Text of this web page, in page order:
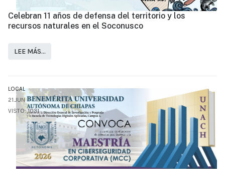
Celebran 11 años de defensa del territorio y los
recursos naturales en el Soconusco
LEE MÁS…
LOCAL
21.JUN
VISTO: 1031